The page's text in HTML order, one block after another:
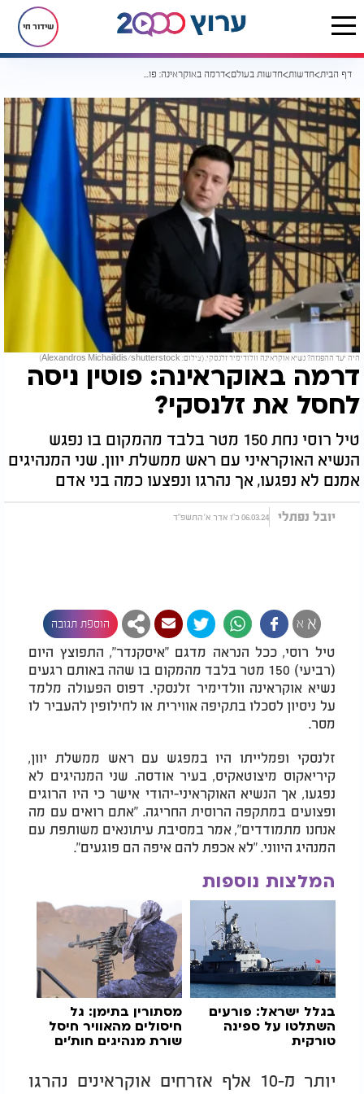
שידור חי
דף הבית חדשות חדשות בעולם דרמה באוקראינה: פוטין ניסה לחסל את זלנסקי?
היה יעד ההפגזה? נשיא אוקראינה וולודימיר זלנסקי. (צילום: Alexandros Michailidis/shutterstock)
דרמה באוקראינה: פוטין ניסה
לחסל את זלנסקי?
טיל רוסי נחת 150 מטר בלבד מהמקום בו נפגש
הנשיא האוקראיני עם ראש ממשלת יוון. שני המנהיגים
אמנם לא נפגעו, אך נהרגו ונפצעו כמה בני אדם
יובל נפתלי 06.03.24 כ"ו אדר א' התשפ"ד
א א הוספת תגובה
טיל רוסי, ככל הנראה מדגם "איסקנדר", התפוצץ היום
(רביעי) 150 מטר בלבד מהמקום בו שהה באותם רגעים
נשיא אוקראינה וולדימיר זלנסקי. דפוס הפעולה מלמד
על ניסיון לסכלו בתקיפה אווירית או לחילופין להעביר לו
מסר.
זלנסקי ופמלייתו היו במפגש עם ראש ממשלת יוון,
קיריאקוס מיצוטאקיס, בעיר אודסה. שני המנהיגים לא
נפגעו, אך הנשיא האוקראיני-יהודי אישר כי היו הרוגים
ופצועים במתקפה הרוסית החריגה. "אתם רואים עם מה
אנחנו מתמודדים", אמר במסיבת עיתונאים משותפת עם
המנהיג היווני. "לא אכפת להם איפה הם פוגעים".
המלצות נוספות
בגלל ישראל: פורעים
השתלטו על ספינה
טורקית
מסתורין בתימן: גל
חיסולים מהאוויר חיסל
שורת מנהיגים חות'ים
יותר מ-10 אלף אזרחים אוקראינים נהרגו